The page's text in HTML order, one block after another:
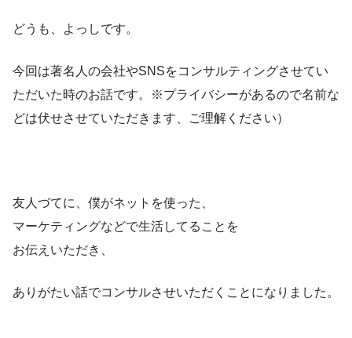
どうも、よっしです。
今回は著名人の会社やSNSをコンサルティングさせてい
ただいた時のお話です。※プライバシーがあるので名前な
どは伏せさせていただきます、ご理解ください）
友人づてに、僕がネットを使った、
マーケティングなどで生活してることを
お伝えいただき、
ありがたい話でコンサルさせいただくことになりました。